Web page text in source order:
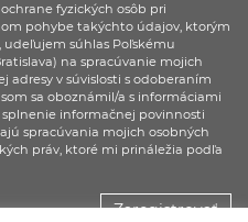
ochrane fyzických osôb pri
pohybe takýchto údajov, ktorým
udeľujem súhlas Poľskému
na spracúvanie mojich
adresy v súvislosti s odoberaním
sa oboznámil/a s informáciami
informačnej povinnosti
spracúvania mojich osobných
práv, ktoré mi prináležia podľa
Zaregistrovať